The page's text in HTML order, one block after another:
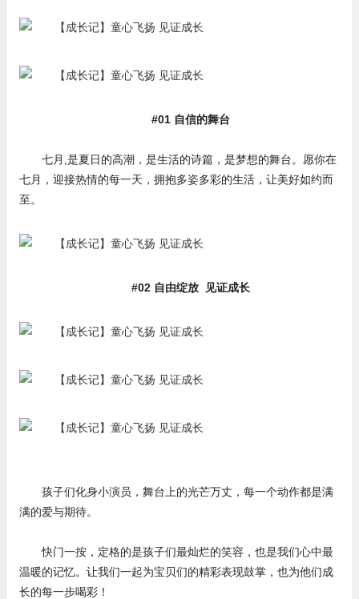
#01 自信的舞台
七月,是夏日的高潮，是生活的诗篇，是梦想的舞台。愿你在
七月，迎接热情的每一天，拥抱多姿多彩的生活，让美好如约而
至。
#02 自由绽放 见证成长
孩子们化身小演员，舞台上的光芒万丈，每一个动作都是满
满的爱与期待。
快门一按，定格的是孩子们最灿烂的笑容，也是我们心中最
温暖的记忆。让我们一起为宝贝们的精彩表现鼓掌，也为他们成
长的每一步喝彩！